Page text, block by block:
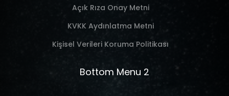
Açık Rıza Onay Metni
KVKK Aydınlatma Metni
Kişisel Verileri Koruma Politikası
Bottom Menu 2